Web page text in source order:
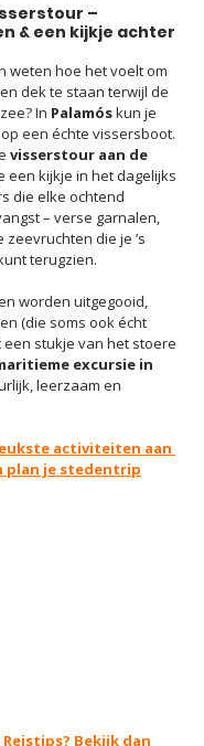
–
& een kijkje achter
weten hoe het voelt om
dek te staan terwijl de
In Palamós kun je
een échte vissersboot.
visserstour aan de
een kijkje in het dagelijks
die elke ochtend
– verse garnalen,
die je ’s
terugzien.
worden uitgegooid,
(die soms ook écht
stukje van het stoere
excursie in
leerzaam en
activiteiten aan
plan je stedentrip
Bekijk dan